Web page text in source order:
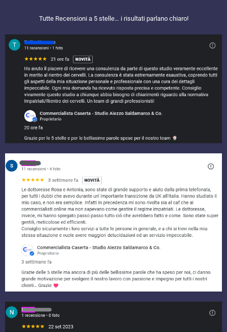
Tutte Recensioni a 5 stelle… i risultati parlano chiaro!